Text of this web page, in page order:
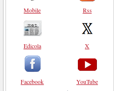
Mobile
Edicola
Facebook
Rss
X
YouTube